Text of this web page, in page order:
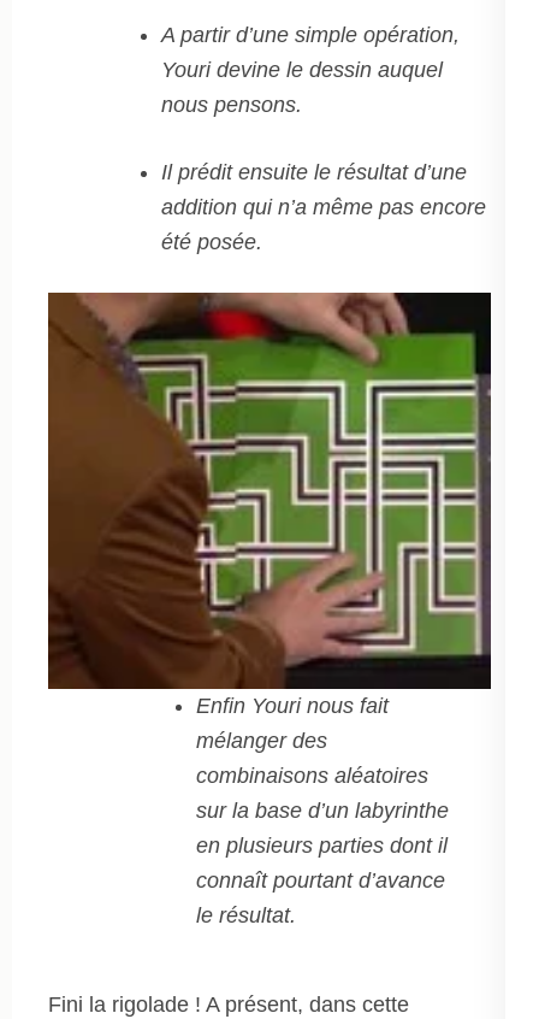
A partir d’une simple opération,
Youri devine le dessin auquel
nous pensons.
Il prédit ensuite le résultat d’une
addition qui n’a même pas encore
été posée.
Enfin Youri nous fait
mélanger des
combinaisons aléatoires
sur la base d’un labyrinthe
en plusieurs parties dont il
connaît pourtant d’avance
le résultat.
Fini la rigolade ! A présent, dans cette